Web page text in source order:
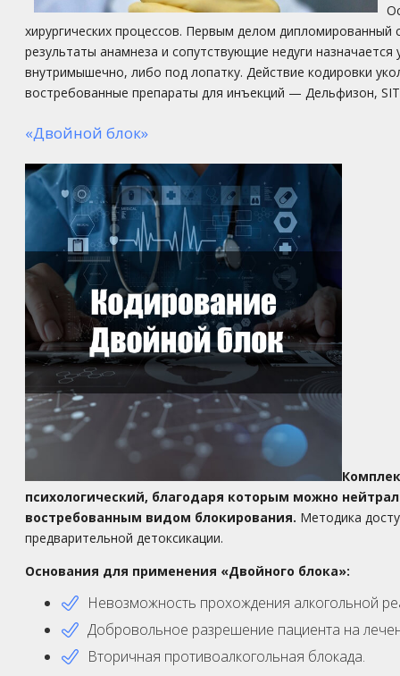
хирургических процессов. Первым делом дипломированный
результаты анамнеза и сопутствующие недуги
внутримышечно, либо под лопатку. Действие кодировки
востребованные препараты для инъекций — Дельфизон,
«Двойной блок»
психологический, благодаря которым можно
востребованным видом блокирования. Методика
предварительной детоксикации.
Основания для применения «Двойного блока»:
Невозможность прохождения алкогольной
Добровольное разрешение пациента на
Вторичная противоалкогольная блокада.